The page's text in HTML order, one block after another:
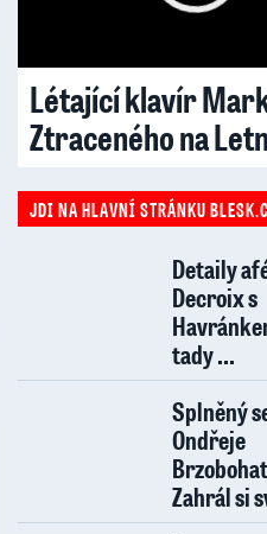
Létající klavír
Ztraceného na
JDI NA HLAVNÍ STRÁNKU
Detaily
Decroix s
tady ...
Splněný
Ondřeje
Zahrál si